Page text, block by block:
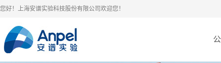
您好！上海安谱实验科技股份有限公司欢迎您！